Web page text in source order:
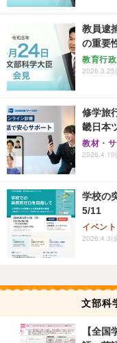
教員逮
の重要
教育行政
修学旅
畿日本
教材・
学校の
5/11
イベント
2026.4.3(
文部科
【全国